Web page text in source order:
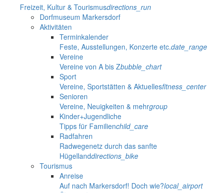
Freizeit, Kultur & Tourismusdirections_run
Dorfmuseum Markersdorf
Aktivitäten
Terminkalender
Feste, Ausstellungen, Konzerte etc.date_range
Vereine
Vereine von A bis Zbubble_chart
Sport
Vereine, Sportstätten & Aktuellesfitness_center
Senioren
Vereine, Neuigkeiten & mehrgroup
Kinder+Jugendliche
Tipps für Familienchild_care
Radfahren
Radwegenetz durch das sanfte
Hügellanddirections_bike
Tourismus
Anreise
Auf nach Markersdorf! Doch wie?local_airport